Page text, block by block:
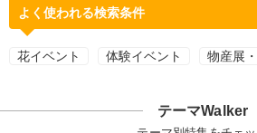
よく使われる検索条件
花イベント 体験イベント 物産展
テーマWalker